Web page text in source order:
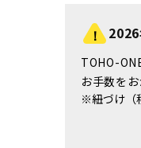
TOHO-
お手数を
※紐づけ（